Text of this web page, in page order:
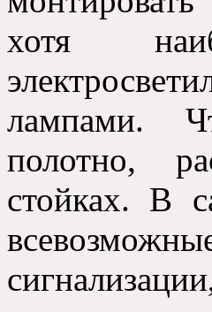
хотя
лампами.
полотно,
стойках. В